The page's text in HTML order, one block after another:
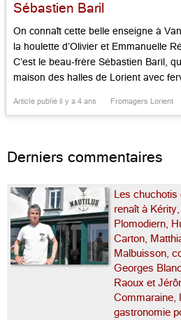
Sébastien Baril
On connaît cette belle enseigne à
la houlette d’Olivier et Emmanuelle
C’est le beau-frère Sébastien Baril,
maison des halles de Lorient avec
avec soin louable. Si toutes les pâtes
Article publié il y a 4 ans Fromagers Lorient
Derniers commentaires
Les
renaît à
Plomodiern,
Carton,
Malbuisson,
Georges
Raoux et
Commaraine,
gastronomie